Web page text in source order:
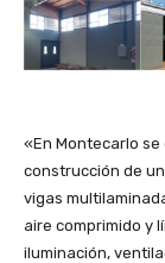
«En Montecarlo
construcción de
vigas
aire comprimido y
iluminación,